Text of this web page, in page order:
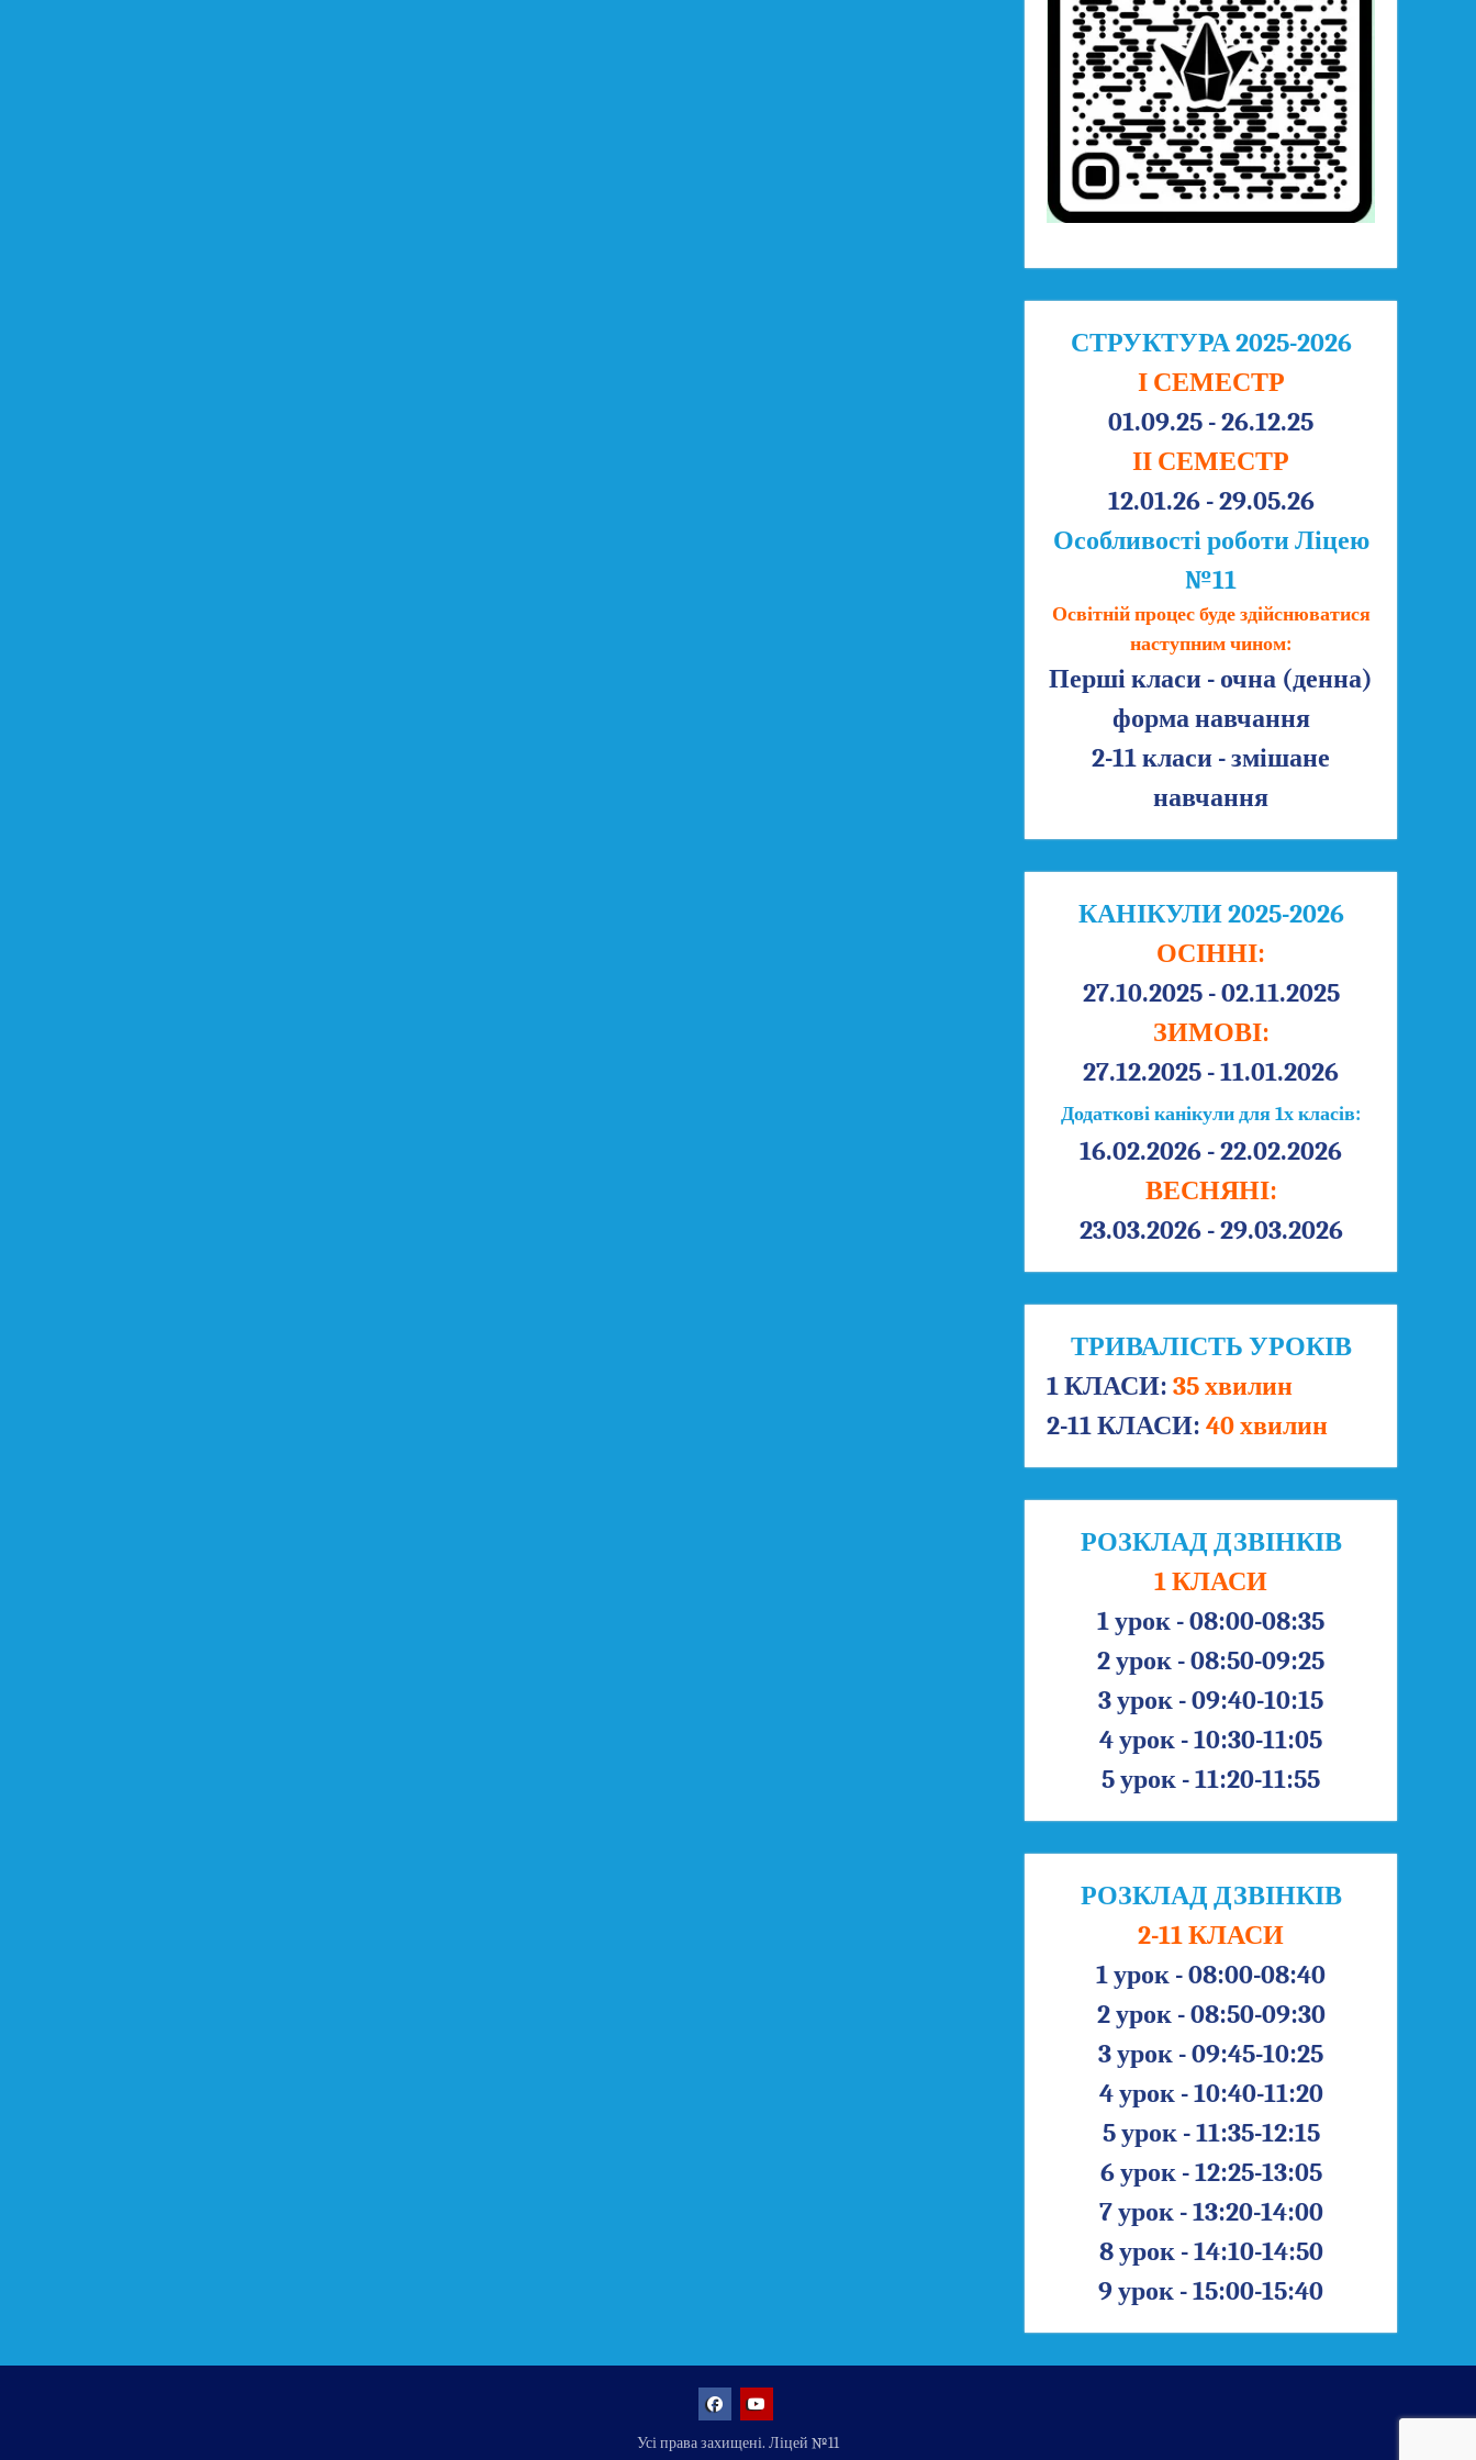
СТРУКТУРА 2025-2026
І СЕМЕСТР
01.09.25 - 26.12.25
ІІ СЕМЕСТР
12.01.26 - 29.05.26
Особливості роботи Ліцею
№11
Освітній процес буде здійснюватися
наступним чином:
Перші класи - очна (денна)
форма навчання
2-11 класи - змішане
навчання
КАНІКУЛИ 2025-2026
ОСІННІ:
27.10.2025 - 02.11.2025
ЗИМОВІ:
27.12.2025 - 11.01.2026
Додаткові канікули для 1х класів:
16.02.2026 - 22.02.2026
ВЕСНЯНІ:
23.03.2026 - 29.03.2026
ТРИВАЛІСТЬ УРОКІВ
1 КЛАСИ: 35 хвилин
2-11 КЛАСИ: 40 хвилин
РОЗКЛАД ДЗВІНКІВ
1 КЛАСИ
1 урок - 08:00-08:35
2 урок - 08:50-09:25
3 урок - 09:40-10:15
4 урок - 10:30-11:05
5 урок - 11:20-11:55
РОЗКЛАД ДЗВІНКІВ
2-11 КЛАСИ
1 урок - 08:00-08:40
2 урок - 08:50-09:30
3 урок - 09:45-10:25
4 урок - 10:40-11:20
5 урок - 11:35-12:15
6 урок - 12:25-13:05
7 урок - 13:20-14:00
8 урок - 14:10-14:50
9 урок - 15:00-15:40
Усі права захищені. Ліцей №11